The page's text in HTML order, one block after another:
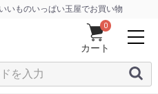
ものいっぱい玉屋でお買い物
カート
0